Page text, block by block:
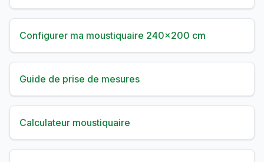
Configurer ma moustiquaire 240×200 cm
Guide de prise de mesures
Calculateur moustiquaire